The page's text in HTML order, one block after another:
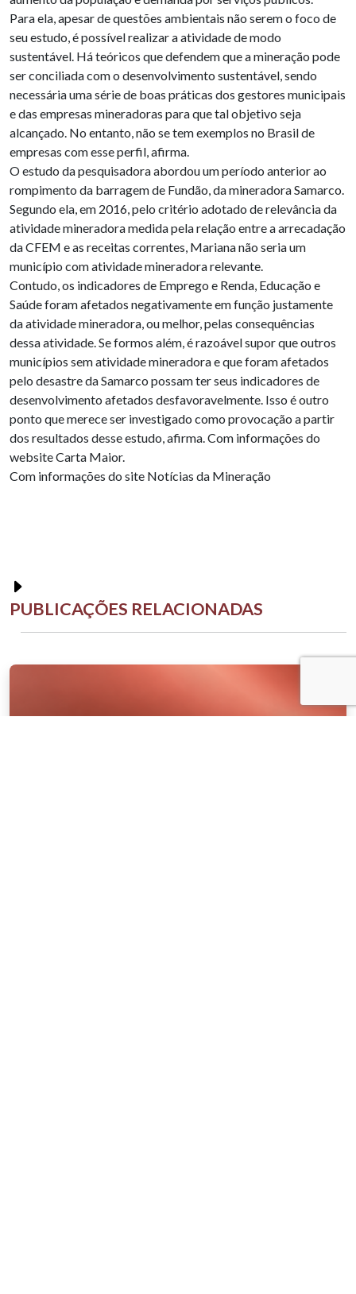
Para ela, apesar de questões ambientais não serem o foco de
seu estudo, é possível realizar a atividade de modo
sustentável. Há teóricos que defendem que a mineração pode
ser conciliada com o desenvolvimento sustentável, sendo
necessária uma série de boas práticas dos gestores municipais
e das empresas mineradoras para que tal objetivo seja
alcançado. No entanto, não se tem exemplos no Brasil de
empresas com esse perfil, afirma.
O estudo da pesquisadora abordou um período anterior ao
rompimento da barragem de Fundão, da mineradora Samarco.
Segundo ela, em 2016, pelo critério adotado de relevância da
atividade mineradora medida pela relação entre a arrecadação
da CFEM e as receitas correntes, Mariana não seria um
município com atividade mineradora relevante.
Contudo, os indicadores de Emprego e Renda, Educação e
Saúde foram afetados negativamente em função justamente
da atividade mineradora, ou melhor, pelas consequências
dessa atividade. Se formos além, é razoável supor que outros
municípios sem atividade mineradora e que foram afetados
pelo desastre da Samarco possam ter seus indicadores de
desenvolvimento afetados desfavoravelmente. Isso é outro
ponto que merece ser investigado como provocação a partir
dos resultados desse estudo, afirma. Com informações do
website Carta Maior.
Com informações do site Notícias da Mineração
PUBLICAÇÕES RELACIONADAS